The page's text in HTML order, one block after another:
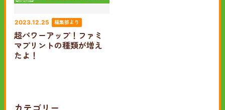
2023.12.25 編集部より
超パワーアップ！ファミ
マプリントの種類が増え
たよ！
カテゴリー